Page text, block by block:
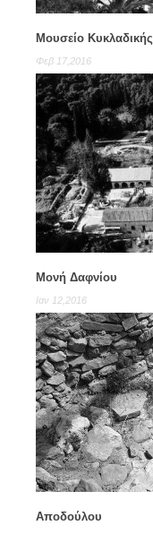
Μουσείο
Φεβ 17,2016
Μονή Δαφνίου
Ιαν 12,2016
Αποδούλου